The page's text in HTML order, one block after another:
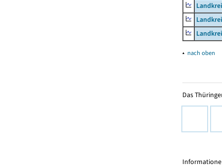
▴ nach oben
Das